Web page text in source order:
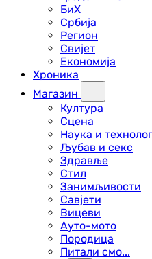
БиХ
Србија
Регион
Свијет
Економија
Хроника
Магазин
Култура
Сцена
Наука и
Љубав и секс
Здравље
Стил
Занимљивости
Савјети
Вицеви
Ауто-мото
Породица
Питали смо...